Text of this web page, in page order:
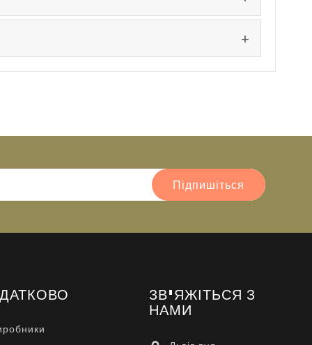
Підпишіться
ЗВ'ЯЖІТЬСЯ З
НАМИ